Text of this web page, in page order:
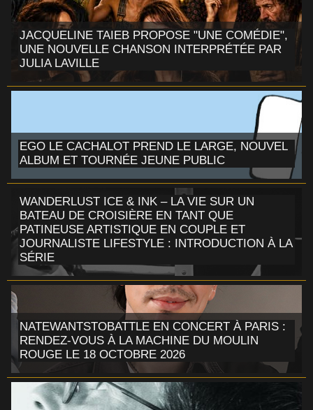
JACQUELINE TAIEB PROPOSE "UNE COMÉDIE",
UNE NOUVELLE CHANSON INTERPRÉTÉE PAR
JULIA LAVILLE
EGO LE CACHALOT PREND LE LARGE, NOUVEL
ALBUM ET TOURNÉE JEUNE PUBLIC
WANDERLUST ICE & INK – LA VIE SUR UN
BATEAU DE CROISIÈRE EN TANT QUE
PATINEUSE ARTISTIQUE EN COUPLE ET
JOURNALISTE LIFESTYLE : INTRODUCTION À LA
SÉRIE
NATEWANTSTOBATTLE EN CONCERT À PARIS :
RENDEZ-VOUS À LA MACHINE DU MOULIN
ROUGE LE 18 OCTOBRE 2026